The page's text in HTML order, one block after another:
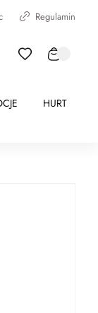
Regulamin
HURT